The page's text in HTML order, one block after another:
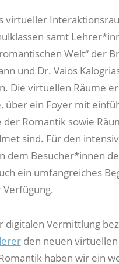
virtueller
samt
Welt“ der
und Dr. Vaios
Die virtuellen Räume
über ein Foyer mit
der Romantik sowie
sind. Für den
dem Besucher*innen
ein umfangreiches
Verfügung.
digitalen Vermittlung
den neuen
haben wir ein